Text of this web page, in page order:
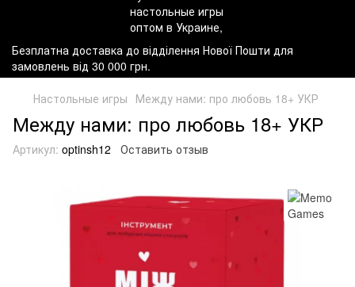
Безплатна доставка до відділення Нової Пошти для
замовлень від 30 000 грн.
Настольные игры Между нами: про любовь 18+ УКР
Между нами: про любовь 18+ УКР
Артикул: optinsh12 Оставить отзыв